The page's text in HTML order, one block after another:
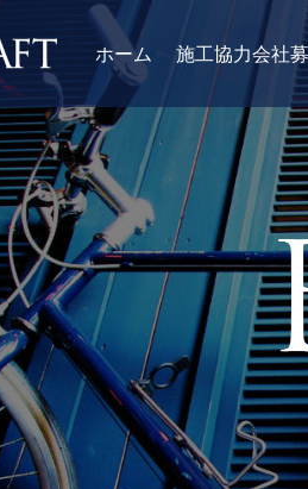
ホーム 施工協力会社